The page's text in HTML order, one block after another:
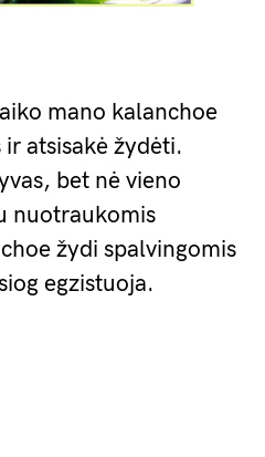
mano kalanchoe
atsisakė žydėti.
bet nė vieno
nuotraukomis
žydi spalvingomis
egzistuoja.